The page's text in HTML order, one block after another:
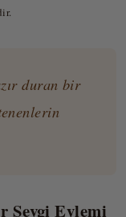
duran bir
Sevgi Eylemi